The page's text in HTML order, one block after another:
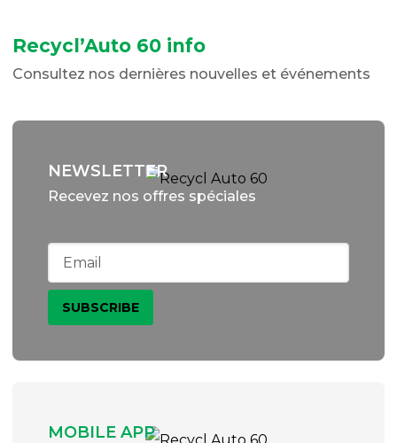
Recycl’Auto 60 info
Consultez nos dernières nouvelles et événements
NEWSLETTER
Recevez nos offres spéciales
MOBILE APP